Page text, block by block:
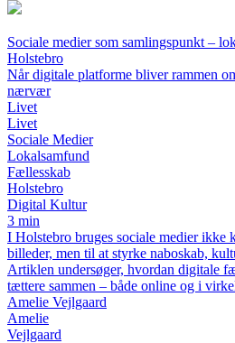
Sociale medier som samlingspunkt –
Holstebro
Når digitale platforme bliver rammen
nærvær
Livet
Livet
Sociale Medier
Lokalsamfund
Fællesskab
Holstebro
Digital Kultur
3 min
I Holstebro bruges sociale medier ikke
billeder, men til at styrke naboskab,
Artiklen undersøger, hvordan digitale
tættere sammen – både online og i
Amelie Vejlgaard
Amelie
Vejlgaard